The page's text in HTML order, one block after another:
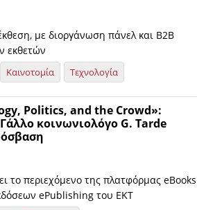
με διοργάνωση πάνελ και Β2Β
εκθετών
Καινοτομία Τεχνολογία
Politics, and the Crowd»:
κοινωνιολόγο G. Tarde
το περιεχόμενο της πλατφόρμας eBooks
ePublishing του ΕΚΤ